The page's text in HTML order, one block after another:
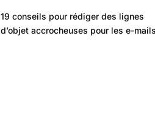
19 conseils pour rédiger des lignes
d’objet accrocheuses pour les e-